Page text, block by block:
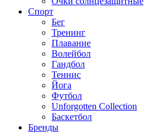
Спорт
Бег
Тренинг
Плавание
Волейбол
Гандбол
Теннис
Йога
Футбол
Unforgotten Collection
Баскетбол
Бренды